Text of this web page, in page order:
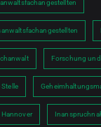
Forschung
Stelle
Hannover